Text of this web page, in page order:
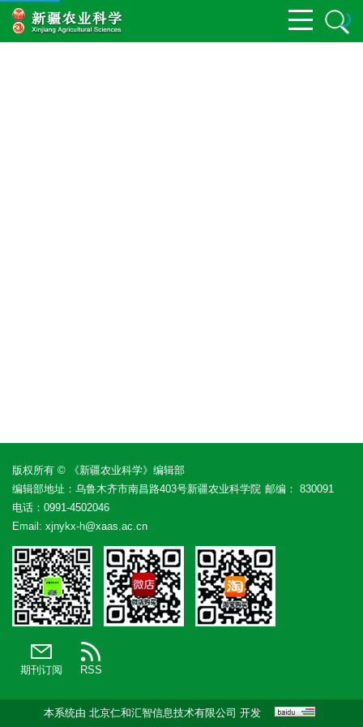
版权所有 © 《新疆农业科学》编辑部
编辑部地址：乌鲁木齐市南昌路403号新疆农业科学院 邮编： 830091
电话： 0991-4502046
Email: xjnykx-h@xaas.ac.cn
期刊订阅 RSS
本系统由 北京仁和汇智信息技术有限公司 开发